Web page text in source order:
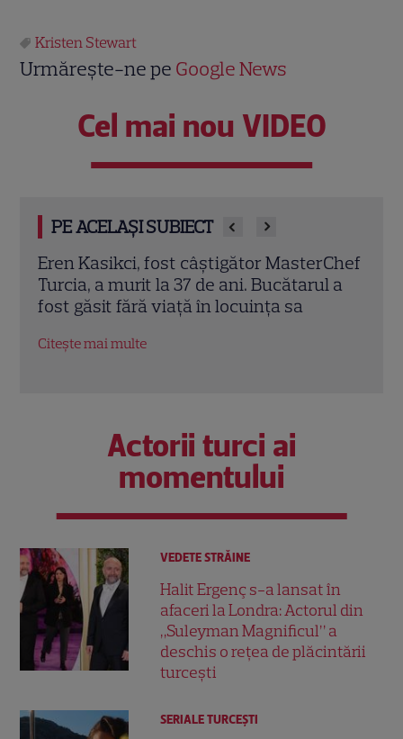
Kristen Stewart
Urmărește-ne pe Google News
Cel mai nou VIDEO
PE ACELAȘI SUBIECT
Trei cupluri revin la „Insula Iubirii –
Reuniuni”. Ce se întâmplă când se
întâlnesc din nou cu Radu Vâlcan
Citește mai multe
Actorii turci ai
momentului
VEDETE STRĂINE
Halit Ergenç s-a lansat în
afaceri la Londra: Actorul din
„Suleyman Magnificul” a
deschis o rețea de plăcintării
turcești
SERIALE TURCEŞTI